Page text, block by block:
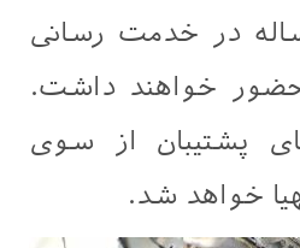
در خدمت رسانی
خواهند داشت.
پشتیبان از سوی
خواهد شد.